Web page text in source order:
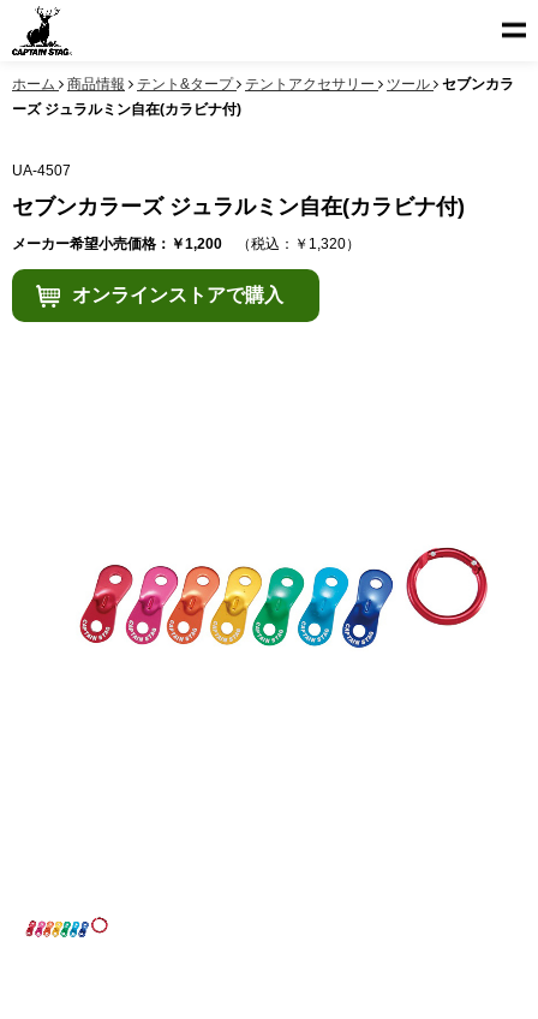
ホーム 商品情報 テント&タープ テントアクセサリー ツール
セブンカラ
ーズ ジュラルミン自在(カラビナ付)
UA-4507
セブンカラーズ ジュラルミン自在(カラビナ付)
メーカー希望小売価格：￥1,200 （税込：￥1,320）
オンラインストアで購入